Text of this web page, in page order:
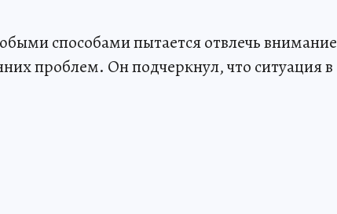
способами пытается отвлечь внимание
проблем. Он подчеркнул, что ситуация в